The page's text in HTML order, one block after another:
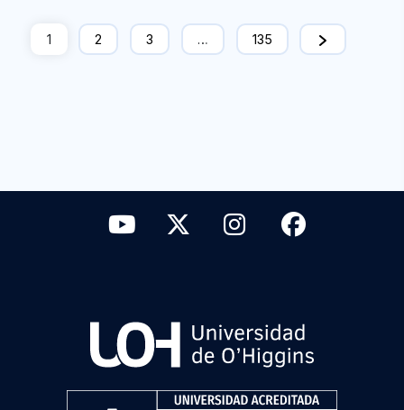
1 2 3 … 135